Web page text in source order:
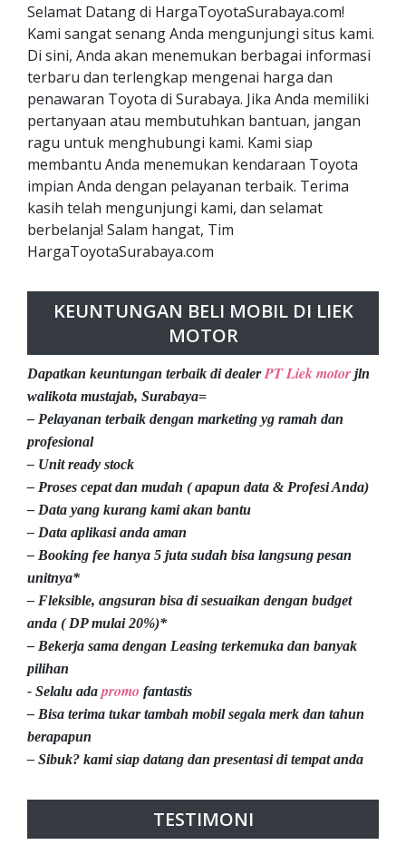
Selamat Datang di HargaToyotaSurabaya.com!
Kami sangat senang Anda mengunjungi situs kami.
Di sini, Anda akan menemukan berbagai informasi
terbaru dan terlengkap mengenai harga dan
penawaran Toyota di Surabaya. Jika Anda memiliki
pertanyaan atau membutuhkan bantuan, jangan
ragu untuk menghubungi kami. Kami siap
membantu Anda menemukan kendaraan Toyota
impian Anda dengan pelayanan terbaik. Terima
kasih telah mengunjungi kami, dan selamat
berbelanja! Salam hangat, Tim
HargaToyotaSurabaya.com
KEUNTUNGAN BELI MOBIL DI LIEK
MOTOR
Dapatkan keuntungan terbaik di dealerPT Liek motor jln
walikota mustajab, Surabaya=
– Pelayanan terbaik dengan marketing yg ramah dan
profesional
– Unit ready stock
– Proses cepat dan mudah ( apapun data & Profesi Anda)
– Data yang kurang kami akan bantu
– Data aplikasi anda aman
– Booking fee hanya 5 juta sudah bisa langsung pesan
unitnya*
– Fleksible, angsuran bisa di sesuaikan dengan budget
anda ( DP mulai 20%)*
– Bekerja sama dengan Leasing terkemuka dan banyak
pilihan
- Selalu ada promo fantastis
– Bisa terima tukar tambah mobil segala merk dan tahun
berapapun
– Sibuk? kami siap datang dan presentasi di tempat anda
TESTIMONI